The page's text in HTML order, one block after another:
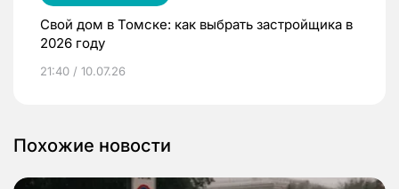
Свой дом в Томске: как выбрать застройщика в
2026 году
21:40 / 10.07.26
Похожие новости